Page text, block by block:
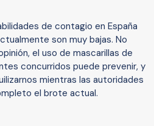
de contagio en España
son muy bajas. No
el uso de mascarillas de
concurridos puede prevenir, y
mientras las autoridades
el brote actual.